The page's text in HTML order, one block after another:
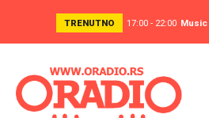
TRENUTNO 17:00 - 22:00 Music